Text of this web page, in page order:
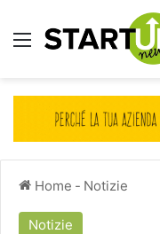
Menu
Home - Notizie
Notizie